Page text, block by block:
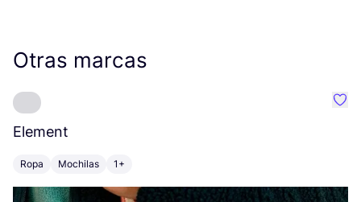
Otras marcas
Element
Ropa Mochilas 1+